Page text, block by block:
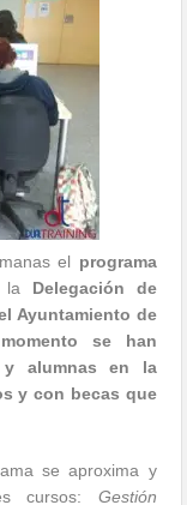
el programa
la Delegación de
Ayuntamiento de
se han
y alumnas en la
y con becas que
se aproxima y
cursos: Gestión